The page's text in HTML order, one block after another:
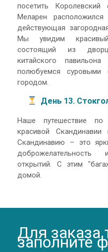
посетить
Меларен
действующая
Мы увидим
состоящий из
китайского
полюбуемся суровыми
городом.
День 13.
Наше путешествие
красивой
Скандинавию – это
открытий. С этим
домой.
Для заказа
заполните